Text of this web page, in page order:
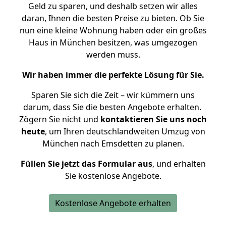
Geld zu sparen, und deshalb setzen wir alles
daran, Ihnen die besten Preise zu bieten. Ob Sie
nun eine kleine Wohnung haben oder ein großes
Haus in München besitzen, was umgezogen
werden muss.
Wir haben immer die perfekte Lösung für Sie.
Sparen Sie sich die Zeit – wir kümmern uns
darum, dass Sie die besten Angebote erhalten.
Zögern Sie nicht und kontaktieren Sie uns noch
heute, um Ihren deutschlandweiten Umzug von
München nach Emsdetten zu planen.
Füllen Sie jetzt das Formular aus, und erhalten
Sie kostenlose Angebote.
Kostenlose Angebote erhalten